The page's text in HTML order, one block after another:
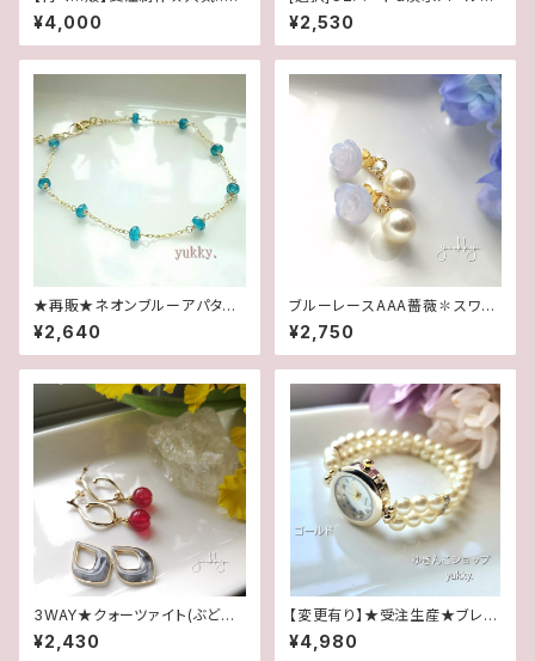
ェコカットガラス＊夏～秋冬へ＊
Y字ロングネックレス
¥4,000
カットガラス(1ペア)14kgf/SFピ
アスorイヤリング
¥2,530
★再販★ネオンブルーアパタイ
ト＊ブレス14kgf
¥2,640
ブルーレースAAA薔薇✽スワロ
フスキーパール★2WAYポスト
ピアス
¥2,750
3WAY★クォーツァイト(ぶどう
色)&マーブルエポ/フープチタン
ポストピアス
¥2,430
【変更有り】★受注生産★ブレス
腕時計(パール･クリーム系ゴー
ルド)･A
¥4,980